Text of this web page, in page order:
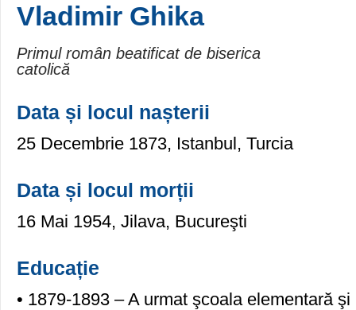
Vladimir Ghika
Primul român beatificat de biserica
catolică
Data și locul nașterii
25 Decembrie 1873, Istanbul, Turcia
Data și locul morții
16 Mai 1954, Jilava, Bucureşti
Educație
• 1879-1893 – A urmat şcoala elementară